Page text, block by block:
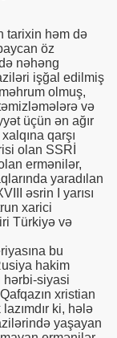
tarixin həm də
öz
nəhəng
işğal edilmiş
olmuş,
və
üçün ən ağır
qarşı
olan SSRİ
ermənilər,
yaradılan
əsrin I yarısı
xarici
Türkiyə və
bu
hakim
siyasi
xristian
ki, hələ
yaşayan